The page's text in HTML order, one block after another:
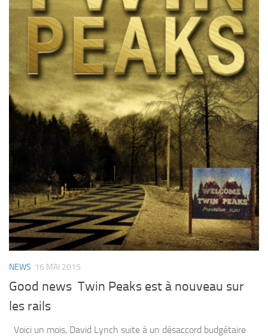
NEWS 16 MAI 2015
Good news Twin Peaks est à nouveau sur
les rails
Voici un mois, David Lynch suite à un désaccord budgétaire